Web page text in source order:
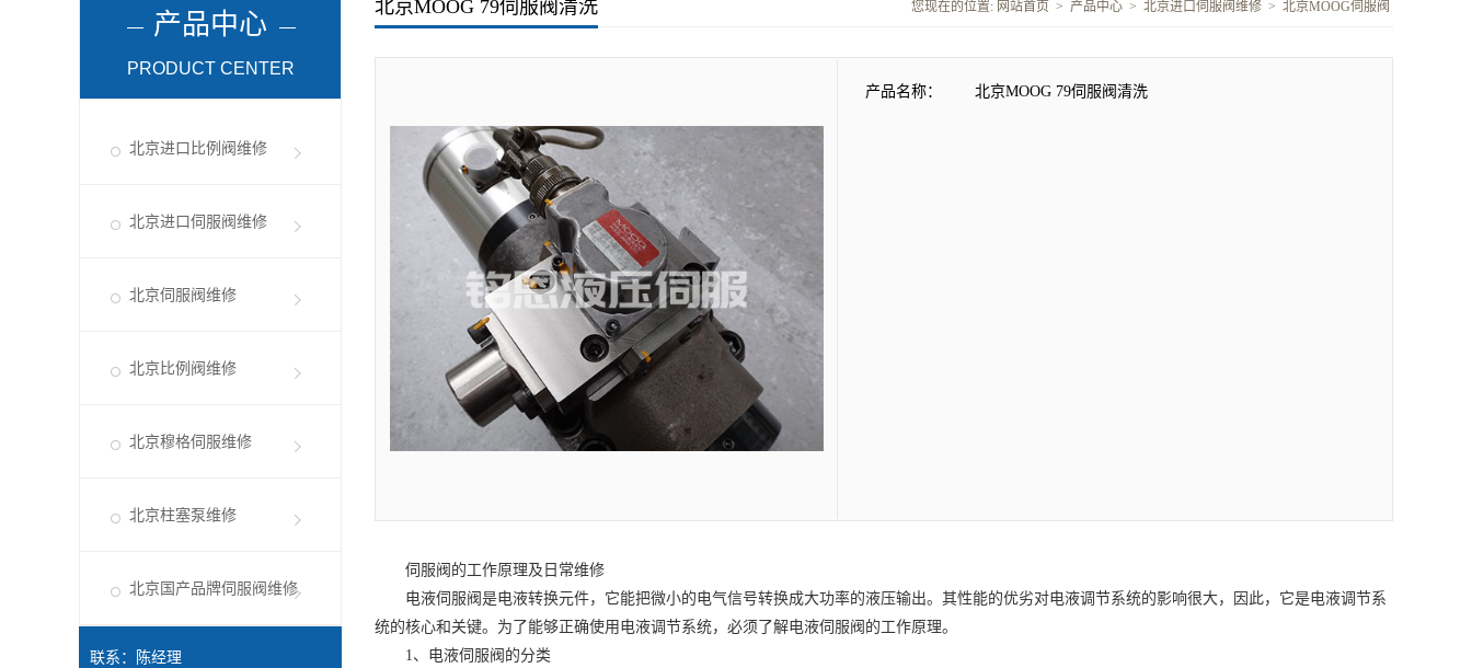
手机：13283723615
伺服阀的工作原理及日常维修
电液伺服阀是电液转换元件，它能把微小的电气信号转换成大功率的液压输出。其性能的优劣对电液调节系统的影响很大，因此，它是电液调节系
统的核心和关键。为了能够正确使用电液调节系统，必须了解电液伺服阀的工作原理。
1、电液伺服阀的分类
1）按液压放大级数可分为单级电液伺服阀，两级电液伺服阀，三级电液伺服阀。
2）按液压前置级的结构形式，可分为单喷嘴挡板式，双喷嘴挡板式，滑阀式，射流管式和偏转板射流式。
3）按反馈形式可分为位置反馈式，负载压力反馈式，负载流量反馈式，电反馈式。
4）按电机械转换装置可分为动铁式和动圈式。
5）按输出量形式分为流量伺服阀和压力控制伺服阀。
2、电液伺服阀结构及工作原理（以双喷嘴挡板为例）
生磁通，其大小和方向由信号电流决定，磁铁两极所受的力不一样，于是，在磁铁上产生磁转矩（如逆时针），使衔铁绕弹簧管中心逆时针方向偏转，
使挡板向右偏移，喷嘴挡板的右侧间隙减小而左侧间隙增大，则右侧压力大于左侧压力，从而推动滑阀左移。同时，使反馈杆产生弹性形变，对衔铁挡
板组件产生一个顺时针方向的反转矩。当作用在衔铁挡板组件上的电磁转矩、弹簧管反转矩反馈杆反转矩等诸力矩达到平衡时，滑阀停止移动，取得一
个平衡位置，并有相应的流量输出。